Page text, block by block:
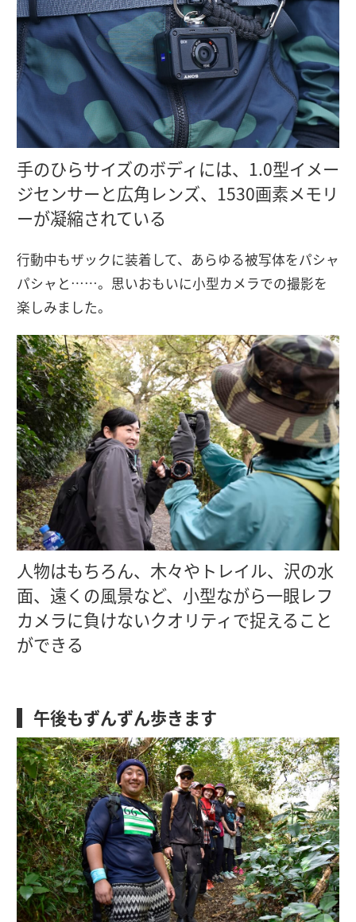
手のひらサイズのボディには、1.0型イメー
ジセンサーと広角レンズ、1530画素メモリ
ーが凝縮されている
行動中もザックに装着して、あらゆる被写体をパシャ
パシャと……。思いおもいに小型カメラでの撮影を
楽しみました。
人物はもちろん、木々やトレイル、沢の水
面、遠くの風景など、小型ながら一眼レフ
カメラに負けないクオリティで捉えること
ができる
午後もずんずん歩きます